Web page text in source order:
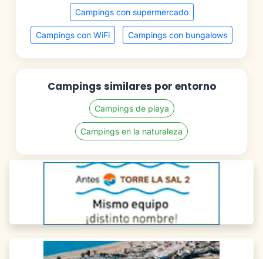
Campings con supermercado
Campings con WiFi Campings con bungalows
Campings similares por entorno
Campings de playa
Campings en la naturaleza